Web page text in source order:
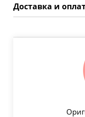
Доставка и